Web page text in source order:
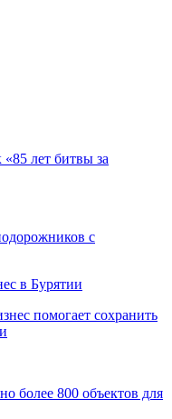
лет битвы за
с
в Бурятии
помогает сохранить
более 800 объектов для